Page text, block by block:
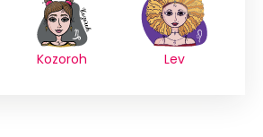
Kozoroh Lev